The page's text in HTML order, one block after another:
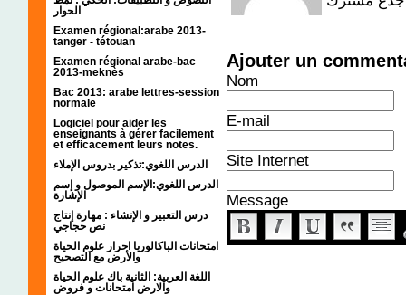
الحوار
Examen régional:arabe 2013-
tanger - tétouan
Examen régional arabe-bac
2013-meknès
Bac 2013: arabe lettres-session
normale
Logiciel pour aider les
enseignants à gérer facilement
et efficacement leurs notes.
الدرس اللغوي:تذكير بدروس الإملاء
الدرس اللغوي:الإسم الموصول و إسم
الإشارة
درس التعبير و الإنشاء : مهارة إنتاج
نص حجاجي
امتحانات الباكالوريا احرار علوم الحياة
والأرض مع التصحيح
اللغة العربية: الثانية باك علوم الحياة
والارض امتحانات و فروض
Ajouter un
Nom
E-mail
Site Internet
Message